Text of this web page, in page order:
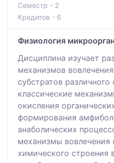
Семестр - 2
Кредитов - 6
Физиология
Дисциплина изучает
механизмов
субстратов различного
классические
окисления
формирования
анаболических
механизмы вовлечения
химического строения